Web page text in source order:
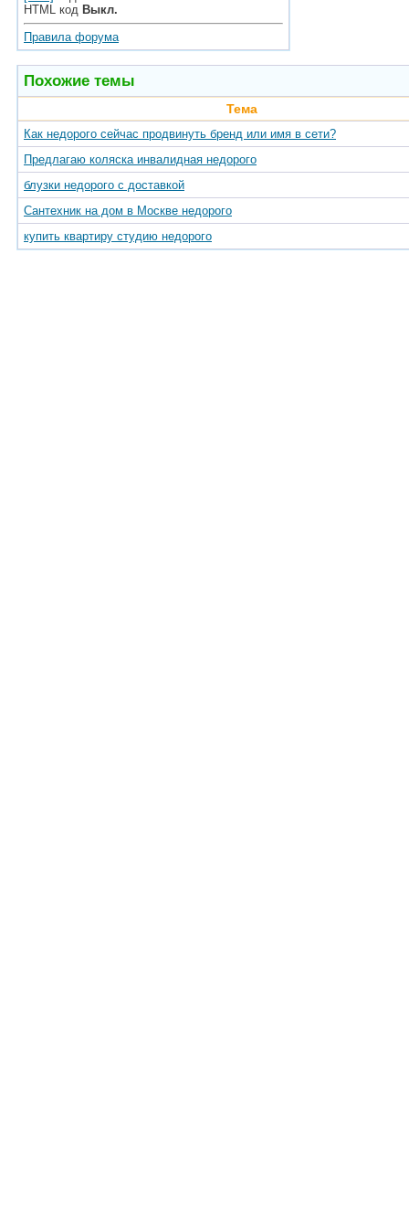
HTML код Выкл.
Правила форума
Похожие темы
Тема
Как недорого сейчас продвинуть бренд или имя в сети?
Предлагаю коляска инвалидная недорого
блузки недорого с доставкой
Сантехник на дом в Москве недорого
купить квартиру студию недорого